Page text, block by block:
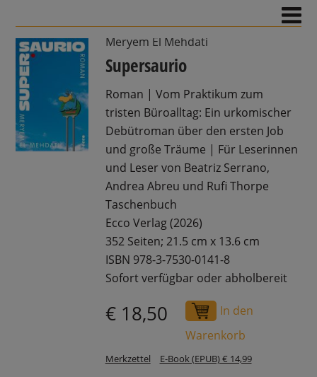
Meryem El Mehdati
Supersaurio
Roman | Vom Praktikum zum
tristen Büroalltag: Ein urkomischer
Debütroman über den ersten Job
und große Träume | Für Leserinnen
und Leser von Beatriz Serrano,
Andrea Abreu und Rufi Thorpe
Taschenbuch
Ecco Verlag (2026)
352 Seiten; 21.5 cm x 13.6 cm
ISBN 978-3-7530-0141-8
Sofort verfügbar oder abholbereit
€ 18,50
In den
Warenkorb
Merkzettel E-Book (EPUB) € 14,99